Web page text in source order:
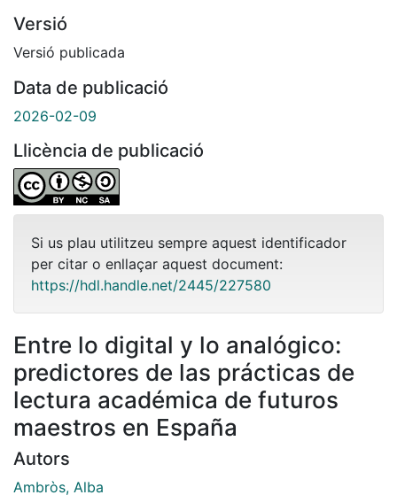
Versió
Versió publicada
Data de publicació
2026-02-09
Llicència de publicació
Si us plau utilitzeu sempre aquest identificador
per citar o enllaçar aquest document:
https://hdl.handle.net/2445/227580
Entre lo digital y lo analógico:
predictores de las prácticas de
lectura académica de futuros
maestros en España
Autors
Ambròs, Alba